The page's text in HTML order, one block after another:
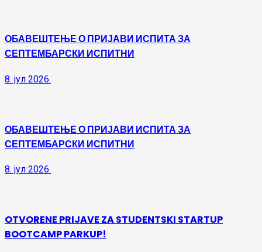
ОБАВЕШТЕЊЕ О ПРИЈАВИ ИСПИТА ЗА
СЕПТЕМБАРСКИ ИСПИТНИ
8. јул 2026.
ОБАВЕШТЕЊЕ О ПРИЈАВИ ИСПИТА ЗА
СЕПТЕМБАРСКИ ИСПИТНИ
8. јул 2026.
OTVORENE PRIJAVE ZA STUDENTSKI STARTUP
BOOTCAMP PARKUP!